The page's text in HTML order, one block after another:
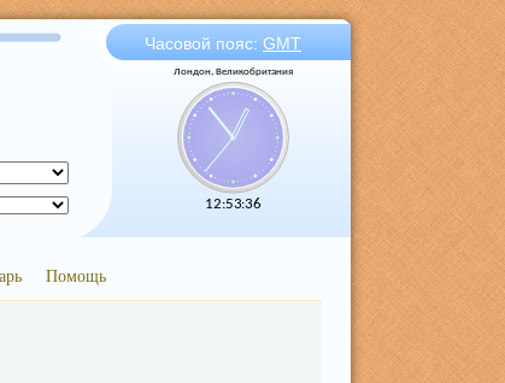
Часовой пояс: GMT
Лондон, Великобритания
12:53:36
Помощь